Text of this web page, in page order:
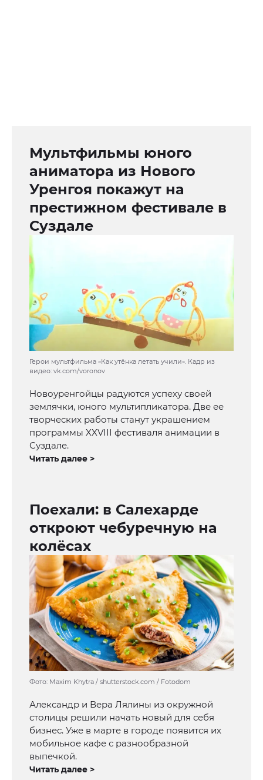
Мультфильмы юного
аниматора из Нового
Уренгоя покажут на
престижном фестивале в
Суздале
Герои мультфильма «Как утёнка летать учили». Кадр из
видео: vk.com/voronov
Новоуренгойцы радуются успеху своей
землячки, юного мультипликатора. Две ее
творческих работы станут украшением
программы XXVIII фестиваля анимации в
Суздале.
Читать далее >
Поехали: в Салехарде
откроют чебуречную на
колёсах
Фото: Maxim Khytra / shutterstock.com / Fotodom
Александр и Вера Лялины из окружной
столицы решили начать новый для себя
бизнес. Уже в марте в городе появится их
мобильное кафе с разнообразной
выпечкой.
Читать далее >